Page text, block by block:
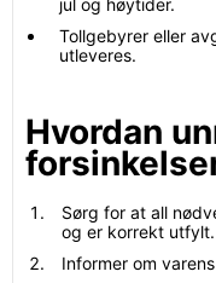
jul og høytider.
Tollgebyrer eller
utleveres.
Hvordan
Sørg for at all
og er korrekt utfylt.
Informer om